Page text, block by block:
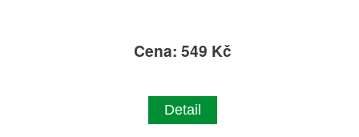
Cena: 549 Kč
Detail